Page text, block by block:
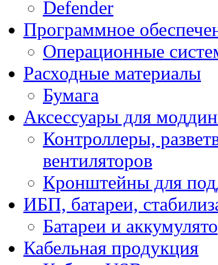
Defender
Программное
Операционные
Расходные материалы
Бумага
Аксессуары для
Контроллеры,
вентиляторов
Кронштейны для
ИБП, батареи,
Батареи и
Кабельная продукция